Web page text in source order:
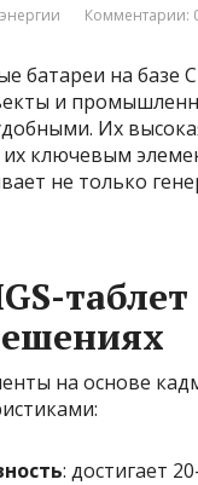
Комментарии:
батареи на базе
и
Их
ключевым
не только
на основе
: достигает